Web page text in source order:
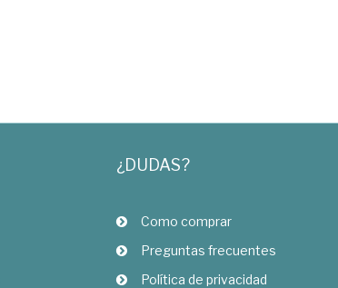
¿DUDAS?
Como comprar
Preguntas frecuentes
Política de privacidad